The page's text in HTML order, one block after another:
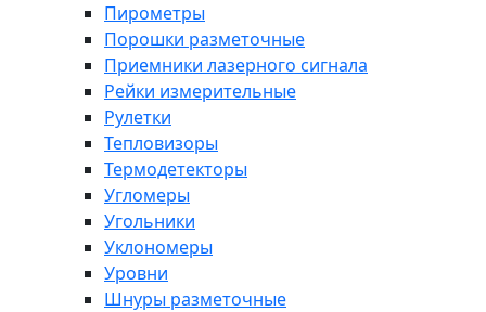
Пирометры
Порошки разметочные
Приемники лазерного сигнала
Рейки измерительные
Рулетки
Тепловизоры
Термодетекторы
Угломеры
Угольники
Уклономеры
Уровни
Шнуры разметочные